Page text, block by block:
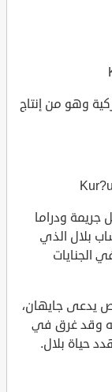
وهو من إنتاج
ودراما
بلال الذي
في الجنايات
يدعى جايهان،
وقد غرق في
حياة بلال.